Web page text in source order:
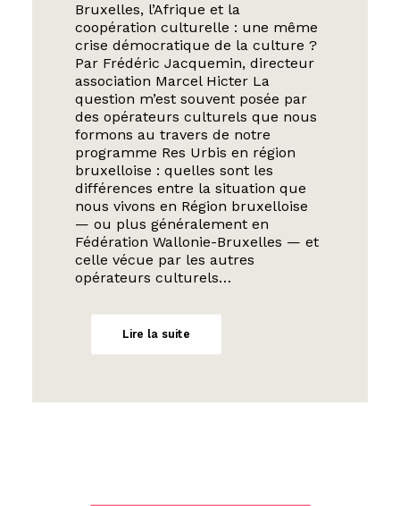
Bruxelles, l’Afrique et la
coopération culturelle : une même
crise démocratique de la culture ?
Par Frédéric Jacquemin, directeur
association Marcel Hicter La
question m’est souvent posée par
des opérateurs culturels que nous
formons au travers de notre
programme Res Urbis en région
bruxelloise : quelles sont les
différences entre la situation que
nous vivons en Région bruxelloise
— ou plus généralement en
Fédération Wallonie-Bruxelles — et
celle vécue par les autres
opérateurs culturels…
Lire la suite